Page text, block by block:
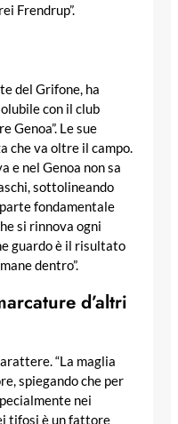
Frendrup”.
del Grifone, ha
con il club
Genoa”. Le sue
che va oltre il campo.
e nel Genoa non sa
sottolineando
fondamentale
si rinnova ogni
guardo è il risultato
dentro”.
d’altri
“La maglia
spiegando che per
nei
tifosi è un fattore